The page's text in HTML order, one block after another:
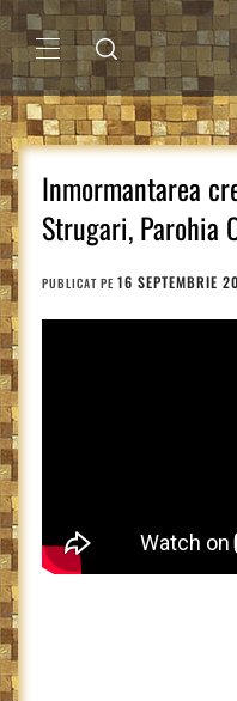
Sari
la
conținutMENIU
PRINCIPAL
Inmormantarea
Strugari, Parohia
PUBLICAT PE 16 SEPTEMBRIE